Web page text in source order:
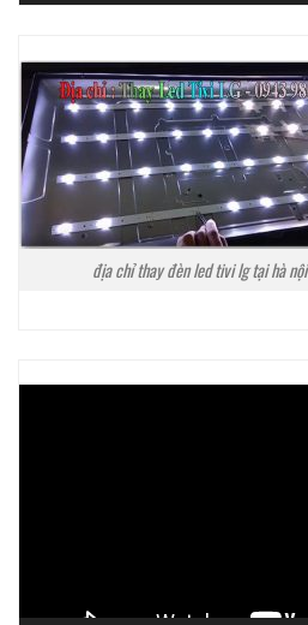
địa chỉ thay đèn led tivi lg tại hà nội